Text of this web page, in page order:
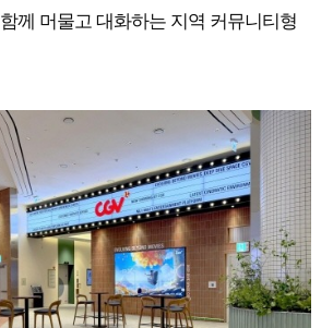
께 머물고 대화하는 지역 커뮤니티형